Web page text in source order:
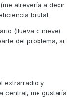
atrevería a decir
brutal.
(llueva o nieve)
del problema, si
extrarradio y
central, me gustaría